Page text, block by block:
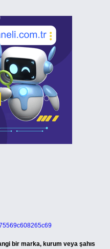
bir marka, kurum veya şahıs